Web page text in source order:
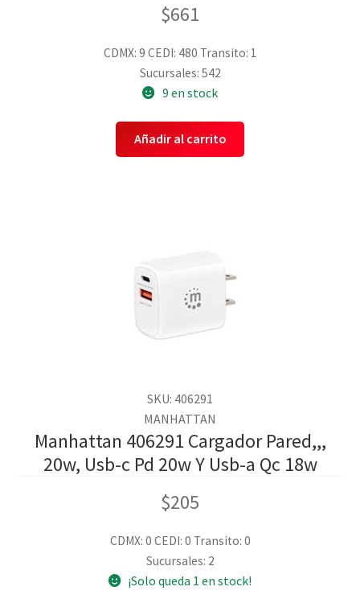
$661
CDMX: 9 CEDI: 480 Transito: 1
Sucursales: 542
9 en stock
Añadir al carrito
SKU: 406291
MANHATTAN
Manhattan 406291 Cargador Pared,,,
20w, Usb-c Pd 20w Y Usb-a Qc 18w
$205
CDMX: 0 CEDI: 0 Transito: 0
Sucursales: 2
¡Solo queda 1 en stock!